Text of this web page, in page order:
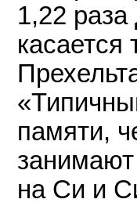
1,22
памяти,
на Си и